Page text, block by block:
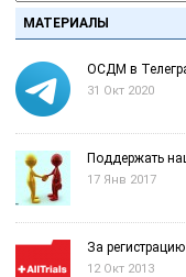
МАТЕРИАЛЫ
ОСДМ в
31 Окт 2020
Поддержать
17 Янв 2017
За
12 Окт 2013